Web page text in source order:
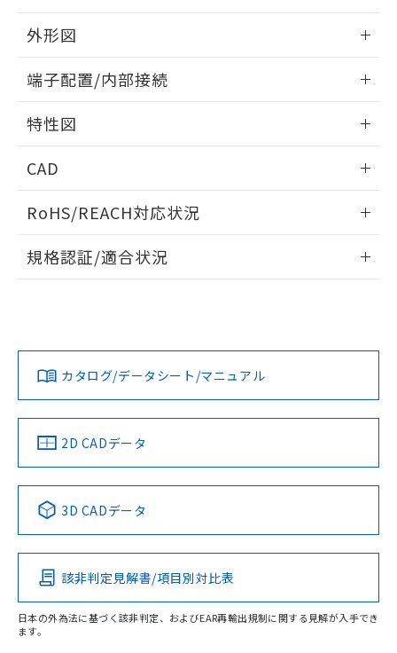
外形図
外形図
取りつけ穴加工図
端子配置/内部接続
端子配置/内部接続
特性図
電気的寿命曲線
CAD
ドすることができます。
ログイン/会員登録
ダウンロードデータをご利用いただく前に、以下を必ずお読
みください。
ソフトウェアの使用条件
RoHS/REACH対応状況
EU RoHS 注意事項・凡例
対応済み
中国 RoHS 注意事項・凡例
Pb Hg Cd Cr(VI)
O
規格認証/適合状況
LR型式承認
（イギリス
船舶規格）
DNV型式承認
（ノルウェー
BV型式承認
（フランス
KR型式
（韓国
No No No No
この製品の規格認証/適合状況ページへ
その他の認証はこちらのページからご検索ください
カタログ/データシート/マニュアル
2D CADデータ
3D CADデータ
該非判定見解書/項目別対比表
日本の外為法に基づく該非判定、およびEAR再輸出規制に関する見解が入手でき
ます。
また、RoHS指令のフタル酸エステル類４
物質の対応では、対応完了までの期間は出
荷製品に未対応品が混在することから備考
既に当社にて対応品への在庫切替を完了
していることから、特段のことがない限
り、2022年1月12日より割愛しておりま